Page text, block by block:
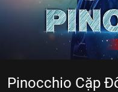
Pinocchio Cặp